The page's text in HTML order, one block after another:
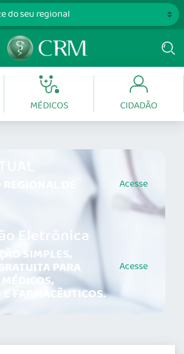
MÉDICOS CIDADÃO
DE Acesse
Eletrônica
SIMPLES,
PARA
FARMACÊUTICOS.
Acesse